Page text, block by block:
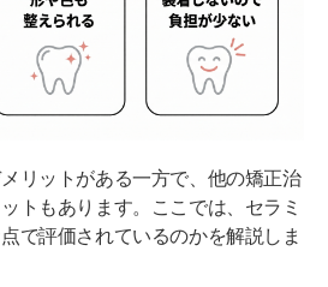
リットがある一方で、他の矯正治
トもあります。ここでは、セラミ
で評価されているのかを解説しま